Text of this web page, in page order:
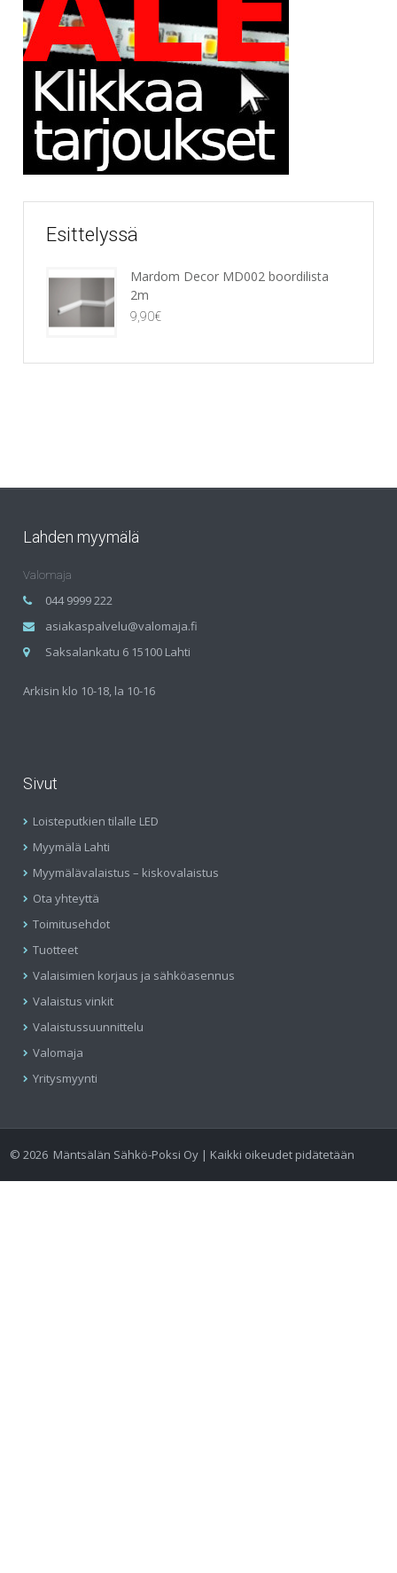
Esittelyssä
Mardom Decor MD002 boordilista
2m
9,90€
Lahden myymälä
Valomaja
044 9999 222
asiakaspalvelu@valomaja.fi
Saksalankatu 6 15100 Lahti
Arkisin klo 10-18, la 10-16
Sivut
Loisteputkien tilalle LED
Myymälä Lahti
Myymälävalaistus – kiskovalaistus
Ota yhteyttä
Toimitusehdot
Tuotteet
Valaisimien korjaus ja sähköasennus
Valaistus vinkit
Valaistussuunnittelu
Valomaja
Yritysmyynti
©2026 Mäntsälän Sähkö-Poksi Oy | Kaikki oikeudet pidätetään